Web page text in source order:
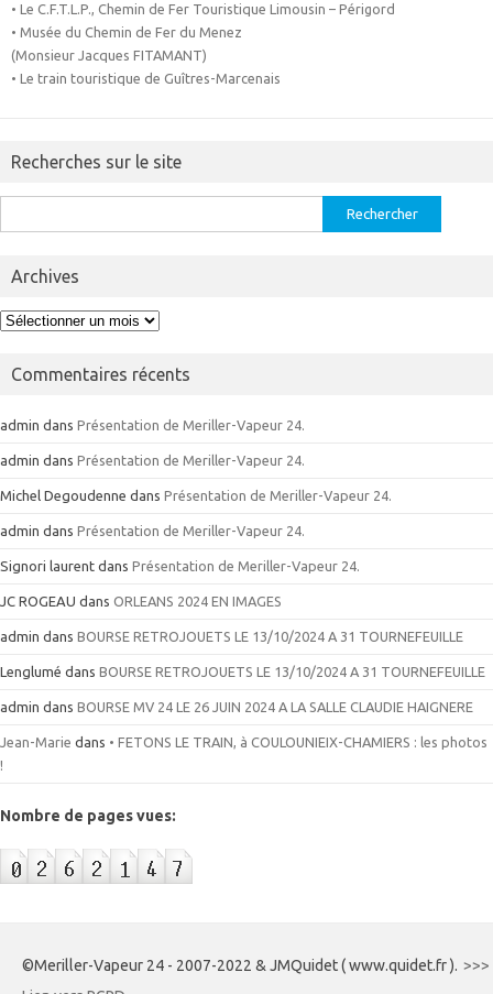
• Le C.F.T.L.P., Chemin de Fer Touristique Limousin – Périgord
• Musée du Chemin de Fer du Menez
(Monsieur Jacques FITAMANT)
• Le train touristique de Guîtres-Marcenais
Recherches sur le site
Archives
Archives
Commentaires récents
admin dans Présentation de Meriller-Vapeur 24.
admin dans Présentation de Meriller-Vapeur 24.
Michel Degoudenne dans Présentation de Meriller-Vapeur 24.
admin dans Présentation de Meriller-Vapeur 24.
Signori laurent dans Présentation de Meriller-Vapeur 24.
JC ROGEAU dans ORLEANS 2024 EN IMAGES
admin dans BOURSE RETROJOUETS LE 13/10/2024 A 31 TOURNEFEUILLE
Lenglumé dans BOURSE RETROJOUETS LE 13/10/2024 A 31 TOURNEFEUILLE
admin dans BOURSE MV 24 LE 26 JUIN 2024 A LA SALLE CLAUDIE HAIGNERE
Jean-Marie dans • FETONS LE TRAIN, à COULOUNIEIX-CHAMIERS : les photos
!
Nombre de pages vues:
©Meriller-Vapeur 24 - 2007-2022 & JMQuidet ( www.quidet.fr ). >>>